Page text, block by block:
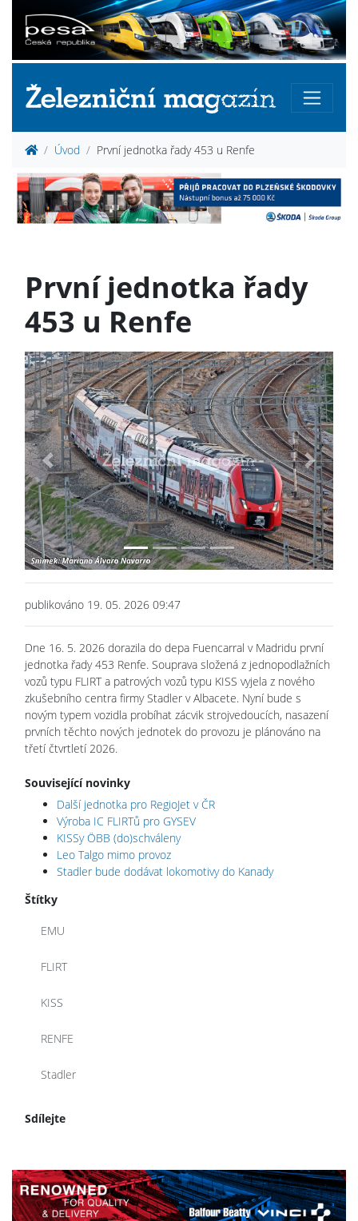
Úvod První jednotka řady 453 u Renfe
První jednotka řady
453 u Renfe
Previous Next
publikováno 19. 05. 2026 09:47
Dne 16. 5. 2026 dorazila do depa Fuencarral v Madridu první
jednotka řady 453 Renfe. Souprava složená z jednopodlažních
vozů typu FLIRT a patrových vozů typu KISS vyjela z nového
zkušebního centra firmy Stadler v Albacete. Nyní bude s
novým typem vozidla probíhat zácvik strojvedoucích, nasazení
prvních těchto nových jednotek do provozu je plánováno na
třetí čtvrtletí 2026.
Související novinky
Další jednotka pro RegioJet v ČR
Výroba IC FLIRTů pro GYSEV
KISSy ÖBB (do)schváleny
Leo Talgo mimo provoz
Stadler bude dodávat lokomotivy do Kanady
Štítky
EMU
FLIRT
KISS
RENFE
Stadler
Sdílejte